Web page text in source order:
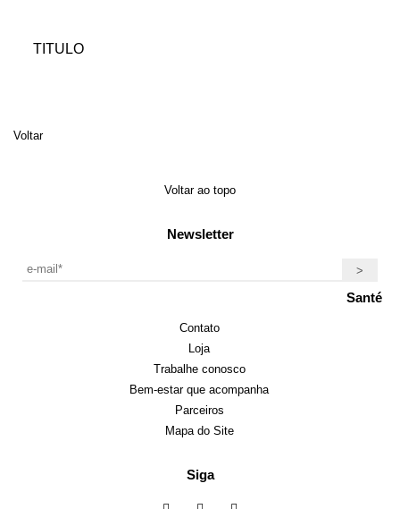
TITULO
Voltar
Voltar ao topo
Newsletter
Santé
Contato
Loja
Trabalhe conosco
Bem-estar que acompanha
Parceiros
Mapa do Site
Siga